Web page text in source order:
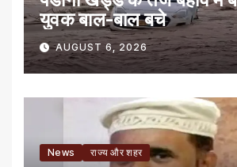
युवक बाल-बाल बचे
AUGUST 6, 2026
News राज्य और शहर